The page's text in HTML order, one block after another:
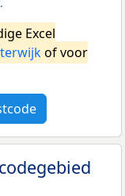
Excel
of voor